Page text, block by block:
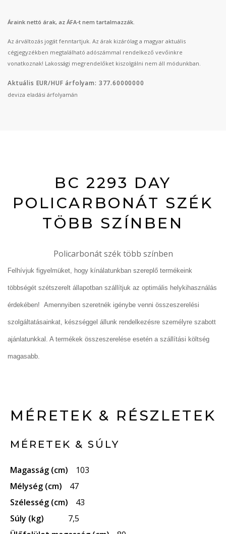
Áraink nettó árak, az ÁFA-t nem tartalmazzák.
Az árváltozás jogát fenntartjuk. Az árak kizárólag a magyar aktuális
cégjegyzékben megtalálható adószámmal rendelkező vevőinkre
vonatkoznak! Lakossági megrendelőket kiszolgálni nem áll módunkban.
Aktuális EUR/HUF árfolyam: 377.60000000
deviza eladási árfolyamán
BC 2293 DAY
POLICARBONÁT SZÉK
TÖBB SZÍNBEN
Policarbonát szék több színben
Felhívjuk figyelmüket, hogy kínálatunkban szereplő termékeink
többségét szétszerelt állapotban szállítjuk az optimális helykihasználás
érdekében! Amennyiben szeretnék igénybe venni összeszerelési
szolgáltatásainkat, készséggel állunk rendelkezésre személyre szabott
ajánlatunkkal. A termékek összeszerelése esetén a szállítási költség
magasabb.
MÉRETEK & RÉSZLETEK
MÉRETEK & SÚLY
Magasság (cm)
103
Mélység (cm)
47
Szélesség (cm)
43
Súly (kg)
7,5